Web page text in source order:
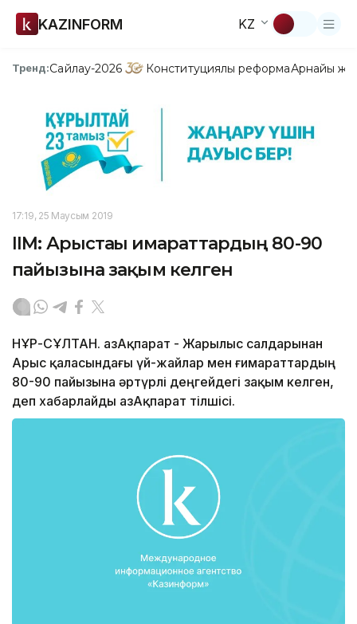
KAZINFORM KZ
Тренд:Сайлау-2026 Конституциялық реформаАрнайы
17:19, 25 Маусым 2019
ІІМ: Арыстағы ғимараттардың 80-90
пайызына зақым келген
НҰР-СҰЛТАН. ҚазАқпарат - Жарылыс салдарынан
Арыс қаласындағы үй-жайлар мен ғимараттардың
80-90 пайызына әртүрлі деңгейдегі зақым келген,
деп хабарлайды ҚазАқпарат тілшісі.